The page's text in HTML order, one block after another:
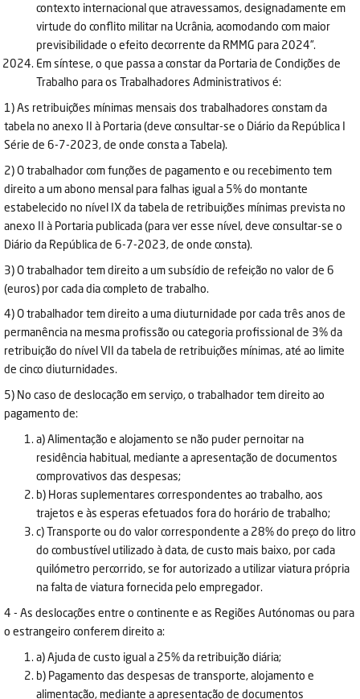
contexto internacional que atravessamos, designadamente em
virtude do conflito militar na Ucrânia, acomodando com maior
previsibilidade o efeito decorrente da RMMG para 2024”.
Em síntese, o que passa a constar da Portaria de Condições de
Trabalho para os Trabalhadores Administrativos é:
1) As retribuições mínimas mensais dos trabalhadores constam da
tabela no anexo II à Portaria (deve consultar-se o Diário da República I
Série de 6-7-2023, de onde consta a Tabela).
2) O trabalhador com funções de pagamento e ou recebimento tem
direito a um abono mensal para falhas igual a 5% do montante
estabelecido no nível IX da tabela de retribuições mínimas prevista no
anexo II à Portaria publicada (para ver esse nível, deve consultar-se o
Diário da República de 6-7-2023, de onde consta).
3) O trabalhador tem direito a um subsídio de refeição no valor de 6
(euros) por cada dia completo de trabalho.
4) O trabalhador tem direito a uma diuturnidade por cada três anos de
permanência na mesma profissão ou categoria profissional de 3% da
retribuição do nível VII da tabela de retribuições mínimas, até ao limite
de cinco diuturnidades.
5) No caso de deslocação em serviço, o trabalhador tem direito ao
pagamento de:
a) Alimentação e alojamento se não puder pernoitar na
residência habitual, mediante a apresentação de documentos
comprovativos das despesas;
b) Horas suplementares correspondentes ao trabalho, aos
trajetos e às esperas efetuados fora do horário de trabalho;
c) Transporte ou do valor correspondente a 28% do preço do litro
do combustível utilizado à data, de custo mais baixo, por cada
quilómetro percorrido, se for autorizado a utilizar viatura própria
na falta de viatura fornecida pelo empregador.
4 - As deslocações entre o continente e as Regiões Autónomas ou para
o estrangeiro conferem direito a:
a) Ajuda de custo igual a 25% da retribuição diária;
b) Pagamento das despesas de transporte, alojamento e
alimentação, mediante a apresentação de documentos